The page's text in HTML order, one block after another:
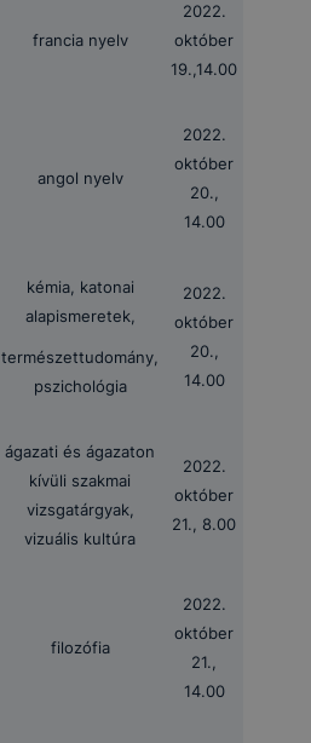
francia nyelv
2022.
október
19.,14.00
angol nyelv
2022.
október
20.,
14.00
kémia, katonai
alapismeretek,
természettudomány,
pszichológia
2022.
október
20.,
14.00
ágazati és ágazaton
kívüli szakmai
vizsgatárgyak,
vizuális kultúra
2022.
október
21., 8.00
filozófia
2022.
október
21.,
14.00